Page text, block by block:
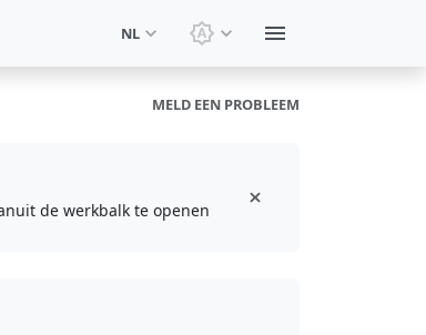
NL Thema wisselen:
MELD EEN PROBLEEM
de werkbalk te openen